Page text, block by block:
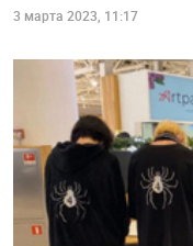
3 марта 2023, 11:17